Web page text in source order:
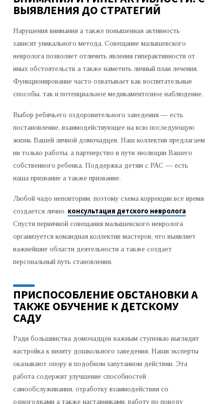
ВЫЯВЛЕНИЯ ДО СТРАТЕГИЙ
Нарушения внимания а также повышенная активность
зависят уникального метода. Совещание малышевского
невролога позволяет отличить явления гиперактивности от
иных обстоятельств а также наметить личный план лечения.
Функционирование часто охватывает как воспитательные
способы, так и потенциальное медикаментозное наблюдение.
Выбор ребячьего оздоровительного заведения — есть
постановление, взаимодействующее на всю последующую
жизнь Вашей личной домочадцев. Наш коллектив предлагаем
ни только работы, а партнерство в пути эволюции Вашего
собственного ребенка. Поддержка детям с РАС — есть
наша призвание а также призвание.
Любой чадо неповторим, поэтому схема коррекции все время
создается лично. консультация детского невролога
Спустя первичной совещания малышевского невролога
организуется командная коллектив мастеров, что выявляет
важнейшие области деятельности а также создает
персональный путь становления.
ПРИСПОСОБЛЕНИЕ ОБСТАНОВКИ А
ТАКЖЕ ОБУЧЕНИЕ К ДЕТСКОМУ
САДУ
Ради большинства домочадцев важным ступенью выглядит
настройка к визиту дошкольного заведения. Наши эксперты
оказывают опору в подобном запутанном действии. Эта
работа содержит улучшение способностей
самообслуживания, отработку взаимодействия со
одногодками а также наставниками, работу по поводу